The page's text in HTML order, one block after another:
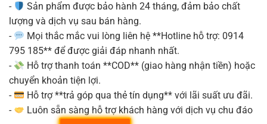
-
Sản phẩm được bảo hành 24 tháng, đảm bảo chất
lượng và dịch vụ sau bán hàng.
-
Mọi thắc mắc vui lòng liên hệ **Hotline hỗ trợ: 0914
795 185** để được giải đáp nhanh nhất.
-
Hỗ trợ thanh toán **COD** (giao hàng nhận tiền) hoặc
chuyển khoản tiện lợi.
-
Hỗ trợ **trả góp qua thẻ tín dụng** với lãi suất ưu đãi.
-
Luôn sẵn sàng hỗ trợ khách hàng với dịch vụ chu đáo